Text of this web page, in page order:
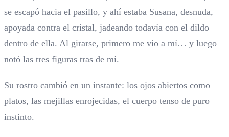
se escapó hacia el pasillo, y ahí estaba Susana, desnuda,
apoyada contra el cristal, jadeando todavía con el dildo
dentro de ella. Al girarse, primero me vio a mí… y luego
notó las tres figuras tras de mí.
Su rostro cambió en un instante: los ojos abiertos como
platos, las mejillas enrojecidas, el cuerpo tenso de puro
instinto.